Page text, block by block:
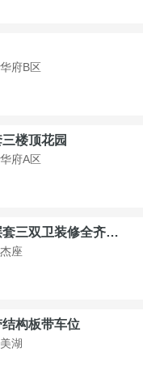
府B区
楼顶花园
府A区
佰盛杰座电梯小高层套三双卫装修全齐诚意出售
座
构板带车位
湖